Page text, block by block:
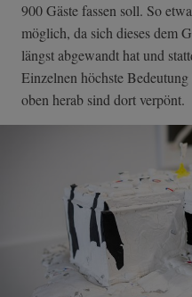
900 Gäste fassen soll. So
möglich, da sich dieses dem
längst abgewandt hat und
Einzelnen höchste
oben herab sind dort verpönt.